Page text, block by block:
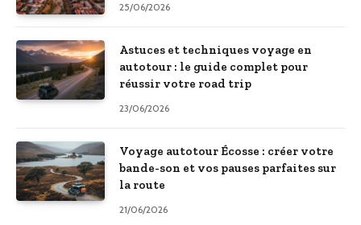
25/06/2026
Astuces et techniques voyage en
autotour : le guide complet pour
réussir votre road trip
23/06/2026
Voyage autotour Écosse : créer votre
bande-son et vos pauses parfaites sur
la route
21/06/2026